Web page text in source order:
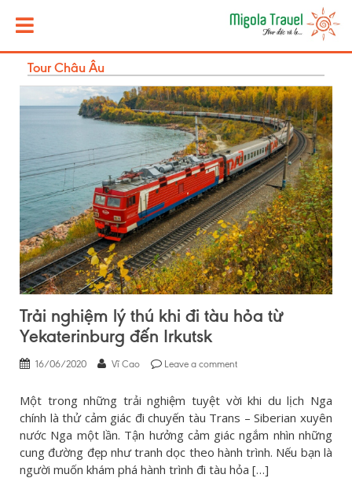
Tour Châu Âu
Trải nghiệm lý thú khi đi tàu hỏa từ
Yekaterinburg đến Irkutsk
16/06/2020 Vĩ Cao Leave a comment
Một trong những trải nghiệm tuyệt vời khi du lịch Nga
chính là thử cảm giác đi chuyến tàu Trans – Siberian xuyên
nước Nga một lần. Tận hưởng cảm giác ngắm nhìn những
cung đường đẹp như tranh dọc theo hành trình. Nếu bạn là
người muốn khám phá hành trình đi tàu hỏa […]